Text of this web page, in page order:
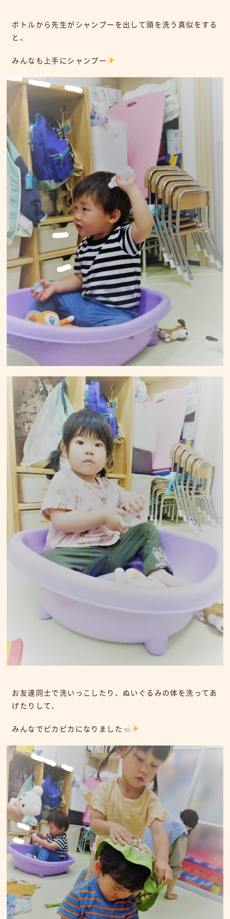
ボトルから先生がシャンプーを出して頭を洗う真似をする
と、
みんなも上手にシャンプー
お友達同士で洗いっこしたり、ぬいぐるみの体を洗ってあ
げたりして、
みんなでピカピカになりました